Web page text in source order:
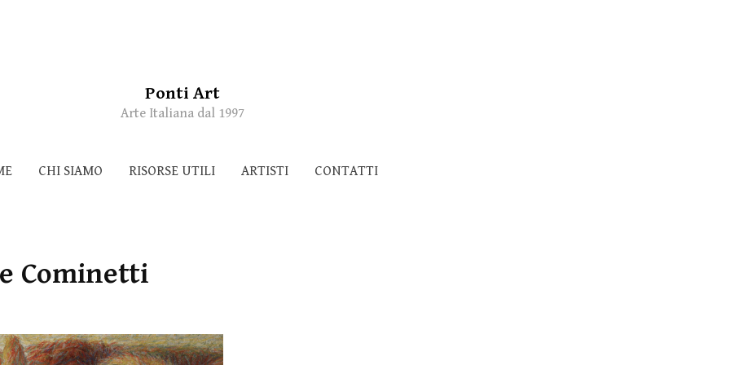
Ponti Art
Arte Italiana dal 1997
CHI SIAMO RISORSE UTILI ARTISTI CONTATTI
Cominetti